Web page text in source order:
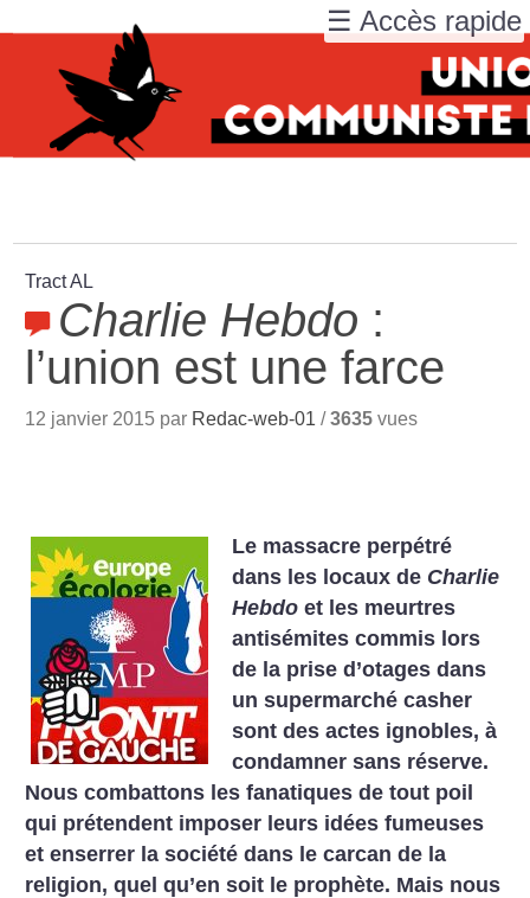
Tract AL
Charlie Hebdo :
l’union est une farce
12 janvier 2015 par Redac-web-01 /3635 vues
Le massacre perpétré
dans les locaux de Charlie
Hebdo et les meurtres
antisémites commis lors
de la prise d’otages dans
un supermarché casher
sont des actes ignobles, à
condamner sans réserve.
Nous combattons les fanatiques de tout poil
qui prétendent imposer leurs idées fumeuses
et enserrer la société dans le carcan de la
religion, quel qu’en soit le prophète. Mais nous
☰ Accès rapide